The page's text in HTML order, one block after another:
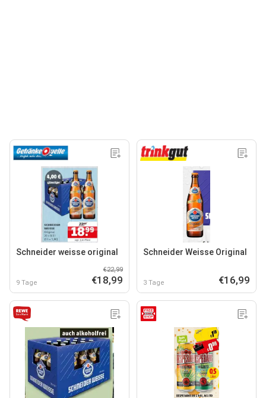
Schneider weisse original
9 Tage
€22,99
€18,99
Schneider Weisse Original
3 Tage €16,99